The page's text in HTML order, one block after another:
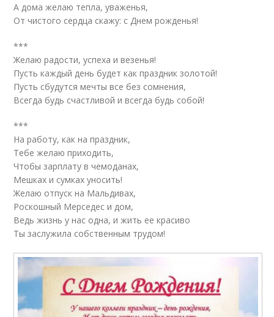
А дома желаю тепла, уваженья,
От чистого сердца скажу: с Днем рожденья!
***
Желаю радости, успеха и везенья!
Пусть каждый день будет как праздник золотой!
Пусть сбудутся мечты все без сомнения,
Всегда будь счастливой и всегда будь собой!
***
На работу, как на праздник,
Тебе желаю приходить,
Чтобы зарплату в чемоданах,
Мешках и сумках уносить!
Желаю отпуск на Мальдивах,
Роскошный Мерседес и дом,
Ведь жизнь у нас одна, и жить ее красиво
Ты заслужила собственным трудом!